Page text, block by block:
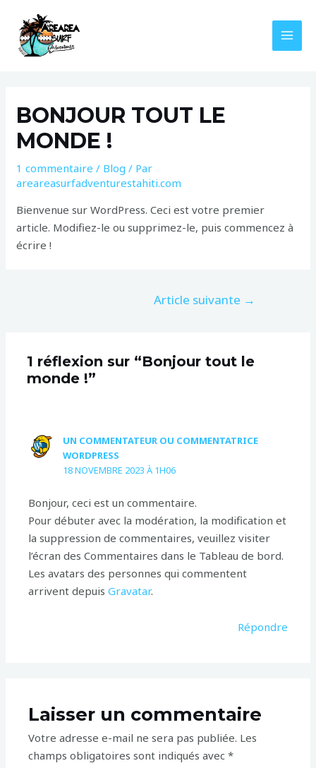
contenu
BONJOUR TOUT LE
MONDE !
1 commentaire / Blog / Par
areareasurfadventurestahiti.com
Bienvenue sur WordPress. Ceci est votre premier
article. Modifiez-le ou supprimez-le, puis commencez à
écrire !
de
l’article
Article suivante →
1 réflexion sur “Bonjour tout le
monde !”
UN COMMENTATEUR OU COMMENTATRICE
WORDPRESS
18 NOVEMBRE 2023 À 1H06
Bonjour, ceci est un commentaire.
Pour débuter avec la modération, la modification et
la suppression de commentaires, veuillez visiter
l’écran des Commentaires dans le Tableau de bord.
Les avatars des personnes qui commentent
arrivent depuisGravatar.
Répondre
Laisser un commentaire
Votre adresse e-mail ne sera pas publiée. Les
champs obligatoires sont indiqués avec*